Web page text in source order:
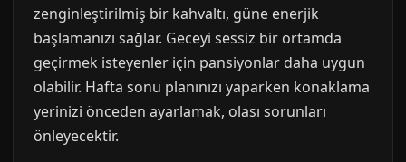
zenginleştirilmiş bir kahvaltı, güne enerjik
başlamanızı sağlar. Geceyi sessiz bir ortamda
geçirmek isteyenler için pansiyonlar daha uygun
olabilir. Hafta sonu planınızı yaparken konaklama
yerinizi önceden ayarlamak, olası sorunları
önleyecektir.